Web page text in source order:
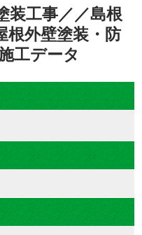
装工事／／島根
根外壁塗装・防
工データ